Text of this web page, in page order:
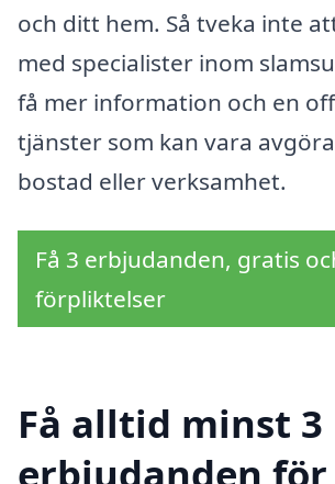
och ditt hem. Så tveka inte
med specialister inom
få mer information och en
tjänster som kan vara
bostad eller verksamhet.
Få 3 erbjudanden, gratis
förpliktelser
Få alltid minst 3
erbjudanden för